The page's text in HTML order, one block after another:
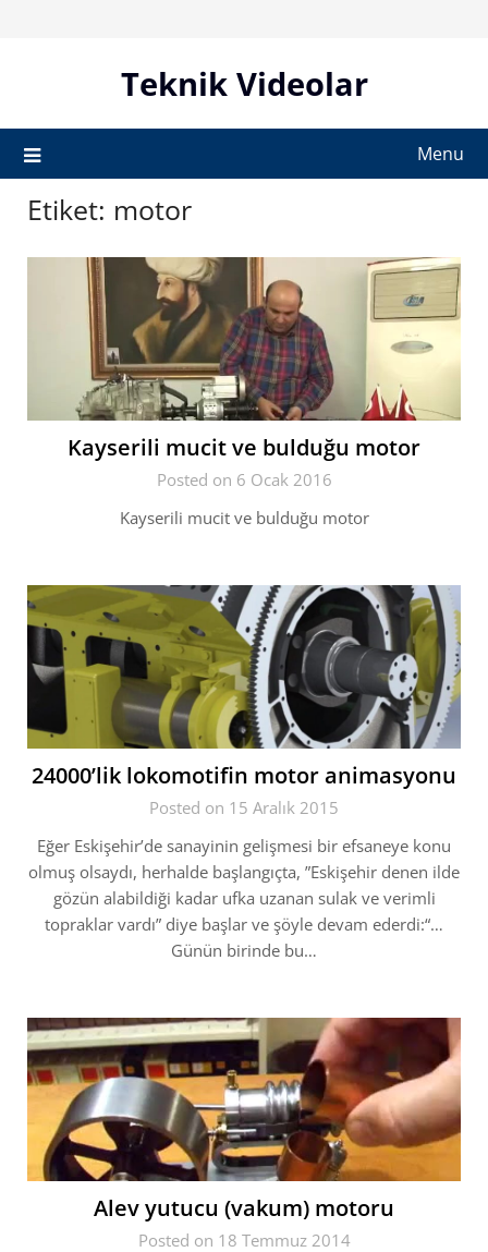
Teknik Videolar
Menu
Etiket: motor
Kayserili mucit ve bulduğu motor
Posted on 6 Ocak 2016
Kayserili mucit ve bulduğu motor
24000’lik lokomotifin motor animasyonu
Posted on 15 Aralık 2015
Eğer Eskişehir’de sanayinin gelişmesi bir efsaneye konu
olmuş olsaydı, herhalde başlangıçta, ”Eskişehir denen ilde
gözün alabildiği kadar ufka uzanan sulak ve verimli
topraklar vardı” diye başlar ve şöyle devam ederdi:“…
Günün birinde bu…
Alev yutucu (vakum) motoru
Posted on 18 Temmuz 2014